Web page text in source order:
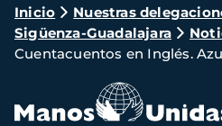
Ruta
de
navegación
Inicio
Nuestras
Sigüenza-Guadalajara
Cuentacuentos en Inglés.